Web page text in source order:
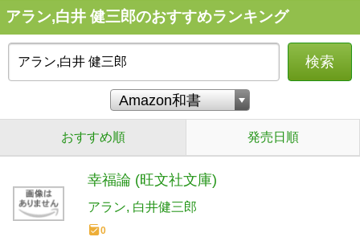
アラン,白井 健三郎のおすすめランキング
検索
おすすめ順 発売日順
幸福論 (旺文社文庫)
アラン 白井健三郎
0